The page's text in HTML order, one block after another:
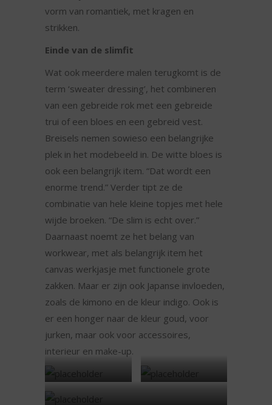
vorm van romantiek, met kragen en
strikken.
Einde van de slimfit
Wat ook meerdere malen terugkomt is de
term ‘sweater dressing’, het combineren
van een gebreide rok met een gebreide
trui of een bloes en een gebreid vest.
Breisels nemen sowieso een belangrijke
plek in het modebeeld in. De witte bloes is
ook een belangrijk item. “Dat wordt een
enorme trend.” Verder tipt ze de
combinatie van hele kleine topjes met hele
wijde broeken. “De slim is echt over.”
Daarnaast noemt ze het belang van
workwear, met als belangrijk item het
canvas werkjasje met functionele grote
zakken. Maar er zijn ook Japanse invloeden,
zoals de kimono en de kleur indigo. Ook is
er een honger naar de kleur goud, voor
jurken, maar ook voor accessoires,
interieur en make-up.
Goud bij Chanel
Kant met laarzen bij